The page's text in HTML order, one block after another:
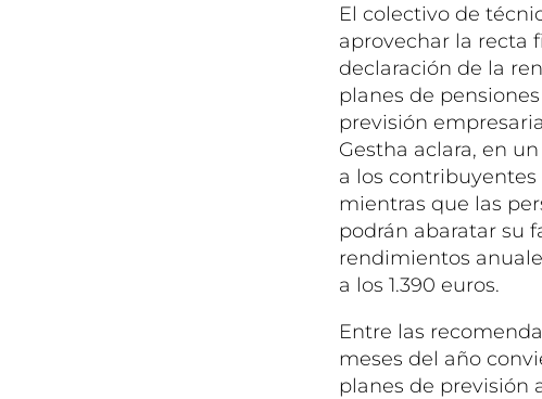
El colectivo de
aprovechar la recta
declaración de la
planes de
previsión
Gestha aclara, en
a los
mientras que las
podrán abaratar su
rendimientos
a los 1.390 euros.
Entre las
meses del año
planes de previsión